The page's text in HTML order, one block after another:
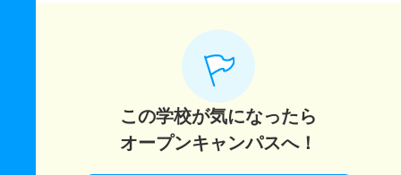
この学校が気になったら
オープンキャンパスへ！